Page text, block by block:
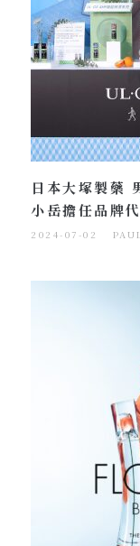
日本大塚製藥
小岳擔任品牌
2024-07-02